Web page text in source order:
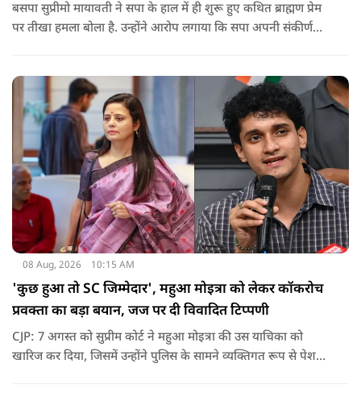
बसपा सुप्रीमो मायावती ने सपा के हाल में ही शुरू हुए कथित ब्राह्मण प्रेम
पर तीखा हमला बोला है. उन्होंने आरोप लगाया कि सपा अपनी संकीर्ण
08 Aug, 2026 10:15 AM
'कुछ हुआ तो SC जिम्मेदार', महुआ मोइत्रा को लेकर कॉकरोच
प्रवक्ता का बड़ा बयान, जज पर दी विवादित टिप्पणी
CJP: 7 अगस्त को सुप्रीम कोर्ट ने महुआ मोइत्रा की उस याचिका को
खारिज कर दिया, जिसमें उन्होंने पुलिस के सामने व्यक्तिगत रूप से पेश